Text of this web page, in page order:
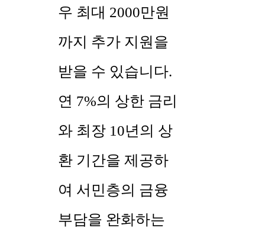
우 최대 2000만원
까지 추가 지원을
받을 수 있습니다.
연 7%의 상한 금리
와 최장 10년의 상
환 기간을 제공하
여 서민층의 금융
부담을 완화하는